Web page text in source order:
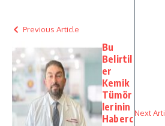
Previous Article
Bu
Belirtil
er
Kemik
Tümör
lerinin
HabercNext